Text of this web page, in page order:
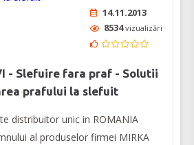
14.11.2013
8534vizualizări
- Slefuire fara praf - Solutii
prafului la slefuit
distribuitor unic in ROMANIA
al produselor firmei MIRKA